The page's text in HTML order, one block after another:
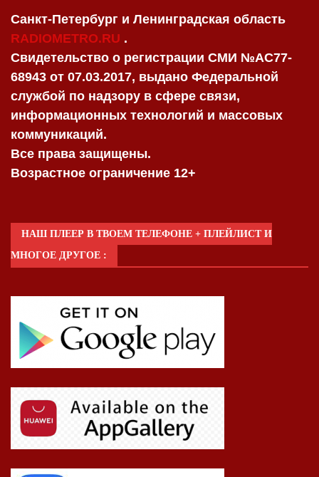
Санкт-Петербург и Ленинградская область
RADIOMETRO.RU .
Свидетельство о регистрации СМИ №AC77-
68943 от 07.03.2017, выдано Федеральной
службой по надзору в сфере связи,
информационных технологий и массовых
коммуникаций.
Все права защищены.
Возрастное ограничение 12+
НАШ ПЛЕЕР В ТВОЕМ ТЕЛЕФОНЕ + ПЛЕЙЛИСТ И
МНОГОЕ ДРУГОЕ :